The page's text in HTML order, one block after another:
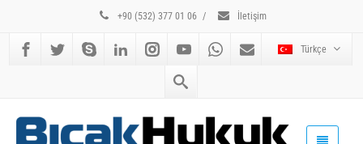
+90 (532) 377 01 06 / İletişim
Türkçe